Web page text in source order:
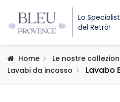
Lo
del Retrò!
Home Le nostre
Lavabi da incasso
Lavabo